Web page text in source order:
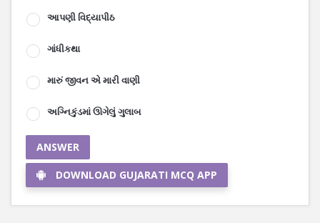
આપણી વિદ્યાપીઠ
ગાંધીકથા
મારું જીવન એ મારી વાણી
અગ્નિકુંડમાં ઊગેલું ગુલાબ
ANSWER
DOWNLOAD GUJARATI MCQ APP